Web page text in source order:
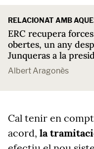
RELACIONAT AMB
ERC recupera
obertes, un any
Junqueras a la
Albert Aragonès
Cal tenir en
acord, la